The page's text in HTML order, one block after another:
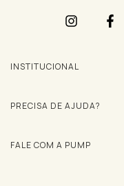
INSTITUCIONAL
PRECISA DE AJUDA?
FALE COM A PUMP